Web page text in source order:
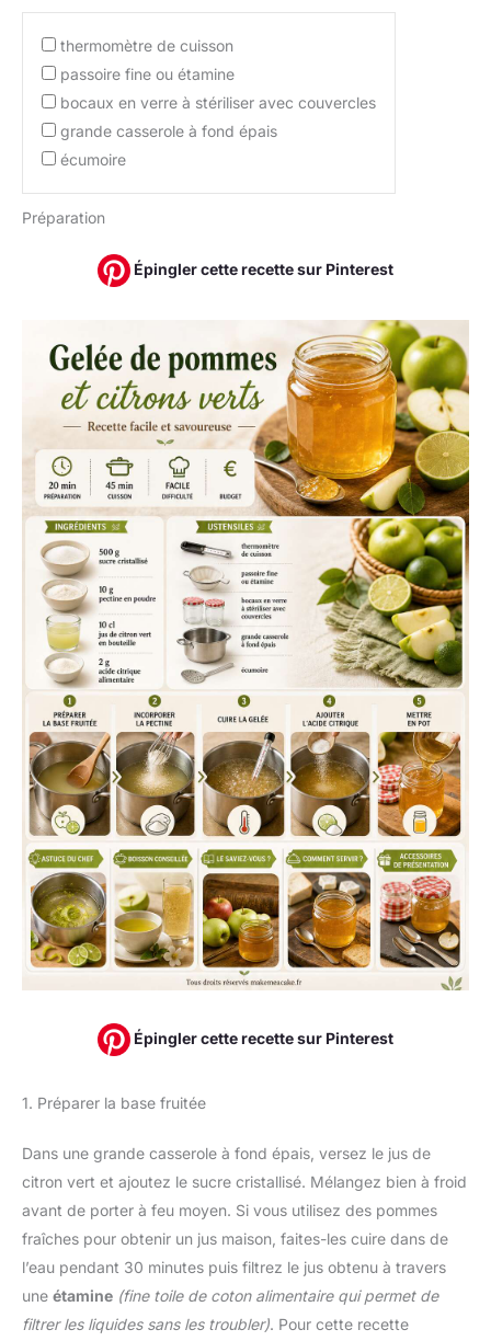
thermomètre de cuisson
passoire fine ou étamine
bocaux en verre à stériliser avec couvercles
grande casserole à fond épais
écumoire
Préparation
Épingler cette recette sur Pinterest
Épingler cette recette sur Pinterest
1. Préparer la base fruitée
Dans une grande casserole à fond épais, versez le jus de
citron vert et ajoutez le sucre cristallisé. Mélangez bien à froid
avant de porter à feu moyen. Si vous utilisez des pommes
fraîches pour obtenir un jus maison, faites-les cuire dans de
l’eau pendant 30 minutes puis filtrez le jus obtenu à travers
une étamine (fine toile de coton alimentaire qui permet de
filtrer les liquides sans les troubler). Pour cette recette